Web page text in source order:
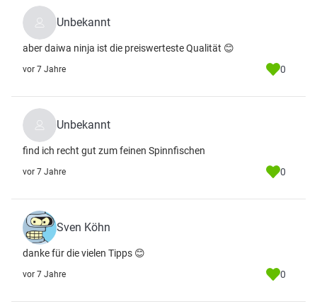
Unbekannt
aber daiwa ninja ist die preiswerteste Qualität 😊
vor 7 Jahre 0
Unbekannt
find ich recht gut zum feinen Spinnfischen
vor 7 Jahre 0
Sven Köhn
danke für die vielen Tipps 😊
vor 7 Jahre 0